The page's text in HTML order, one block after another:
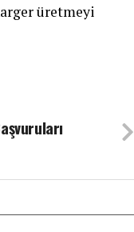
üretmeyi